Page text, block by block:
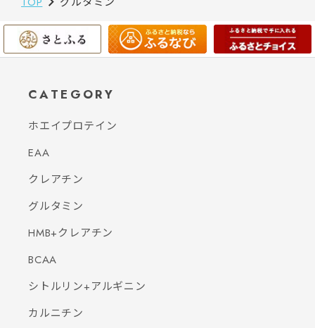
CATEGORY
ホエイプロテイン
EAA
クレアチン
グルタミン
HMB+クレアチン
BCAA
シトルリン+アルギニン
カルニチン